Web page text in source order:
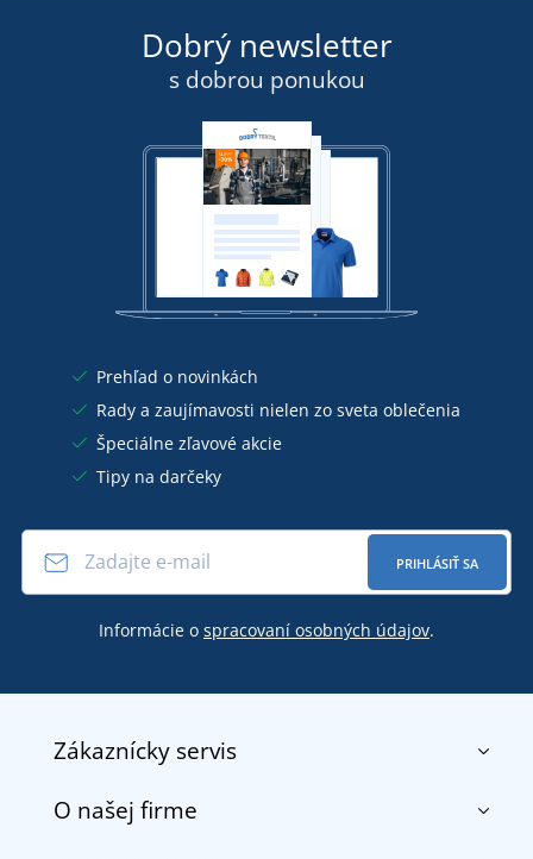
Dobrý newsletter
s dobrou ponukou
Prehľad o novinkách
Rady a zaujímavosti nielen zo sveta oblečenia
Špeciálne zľavové akcie
Tipy na darčeky
PRIHLÁSIŤ SA
Informácie o spracovaní osobných údajov.
Zákaznícky servis
Kontakt
O našej firme